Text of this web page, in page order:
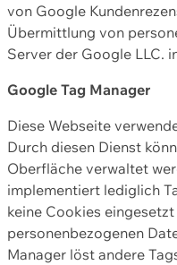
von Google
Übermittlung von
Server der Google LLC.
Google Tag Manager
Diese Webseite
Durch diesen Dienst
Oberfläche verwaltet
implementiert lediglich
keine Cookies
personenbezogenen
Manager löst andere